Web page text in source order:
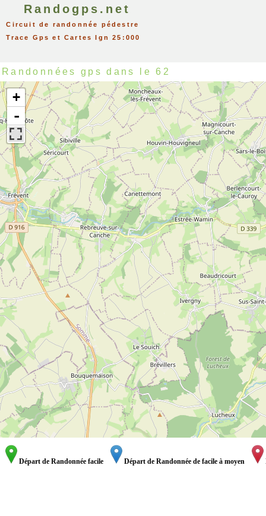
Randogps.net
Circuit de randonnée pédestre
Trace Gps et Cartes Ign 25:000
Randonnées gps dans le 62
+
-
Départ de Randonnée facile Départ de Randonnée de facile à moyen